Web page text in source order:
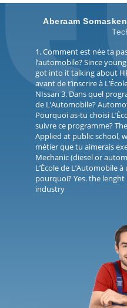
Aberaam
1. Comment est née ta
l’automobile? Since
got into it talking about
avant de t’inscrire à
NIssan 3. Dans quel
de L’Automobile?
Pourquoi as-tu choisi
suivre ce programme?
Applied at public school,
métier que tu aimerais
Mechanic (diesel or
L’École de L’Automobile
pourquoi? Yes. the
industry